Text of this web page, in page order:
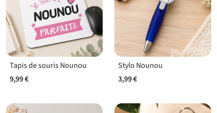
Tapis de souris Nounou
9,99 €
Stylo Nounou
3,99 €